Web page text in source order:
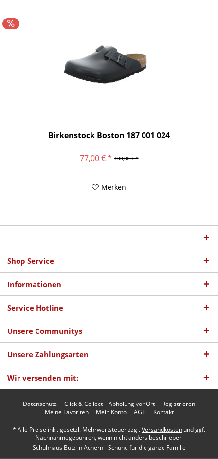
Birkenstock Boston 187 001 024
100,00 € *
77,00 € *
Merken
Shop Service
Informationen
Service Hotline
Unsere Communitys
Unsere Zahlungsarten
Wir versenden mit:
Datenschutz Click & Collect – Abholung vor Ort
Registrieren
Meine Favoriten
Mein Konto AGB Kontakt
* Alle Preise inkl. gesetzl. Mehrwertsteuer zzgl.Versandkosten und ggf.
Nachnahmegebühren, wenn nicht anders beschrieben
Schuhhaus Butz in Achern - Schuhe für die ganze Familie